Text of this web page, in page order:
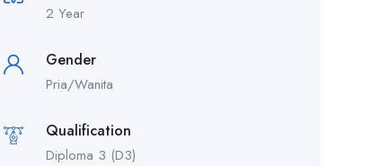
2 Year
Gender
Pria/Wanita
Qualification
Diploma 3 (D3)